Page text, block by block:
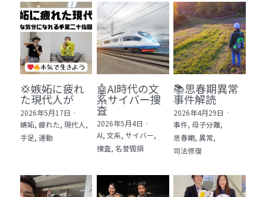
💢嫉妬に疲れ
た現代人が
2026年5月17日 ·
嫉妬, 疲れた, 現代人,
手足, 運動
🤖AI時代の文
系サイバー捜
査
2026年5月4日 ·
AI, 文系, サイバー,
捜査, 名誉毀損
📚思春期異常
事件解読
2026年4月29日 ·
事件, 母子分離,
思春期, 異常,
司法修復